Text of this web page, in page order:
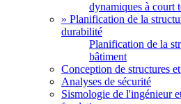
dynamiques à court
» Planification de la
durabilité
Planification de la
bâtiment
Conception de structures
Analyses de sécurité
Sismologie de l'ingénieur